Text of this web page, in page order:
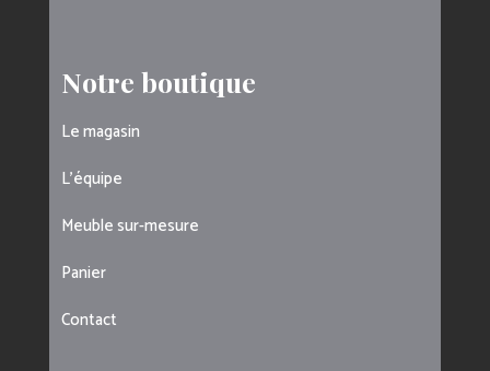
Notre boutique
Le magasin
L’équipe
Meuble sur-mesure
Panier
Contact